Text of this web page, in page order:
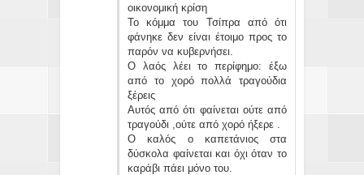
οικονομική κρίση
Το κόμμα του Τσίπρα από ότι
φάνηκε δεν είναι έτοιμο προς το
παρόν να κυβερνήσει.
Ο λαός λέει το περίφημο: έξω
από το χορό πολλά τραγούδια
ξέρεις
Αυτός από ότι φαίνεται ούτε από
τραγούδι ,ούτε από χορό ήξερε .
Ο καλός ο καπετάνιος στα
δύσκολα φαίνεται και όχι όταν το
καράβι πάει μόνο του.